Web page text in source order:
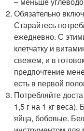
Обязательно
Старайтесь
ежедневно. С
клетчатку и
свежем, и в
предпочтение
есть в первой
Потребляйте
1,5 г на 1 кг веса).
яйца, бобовые.